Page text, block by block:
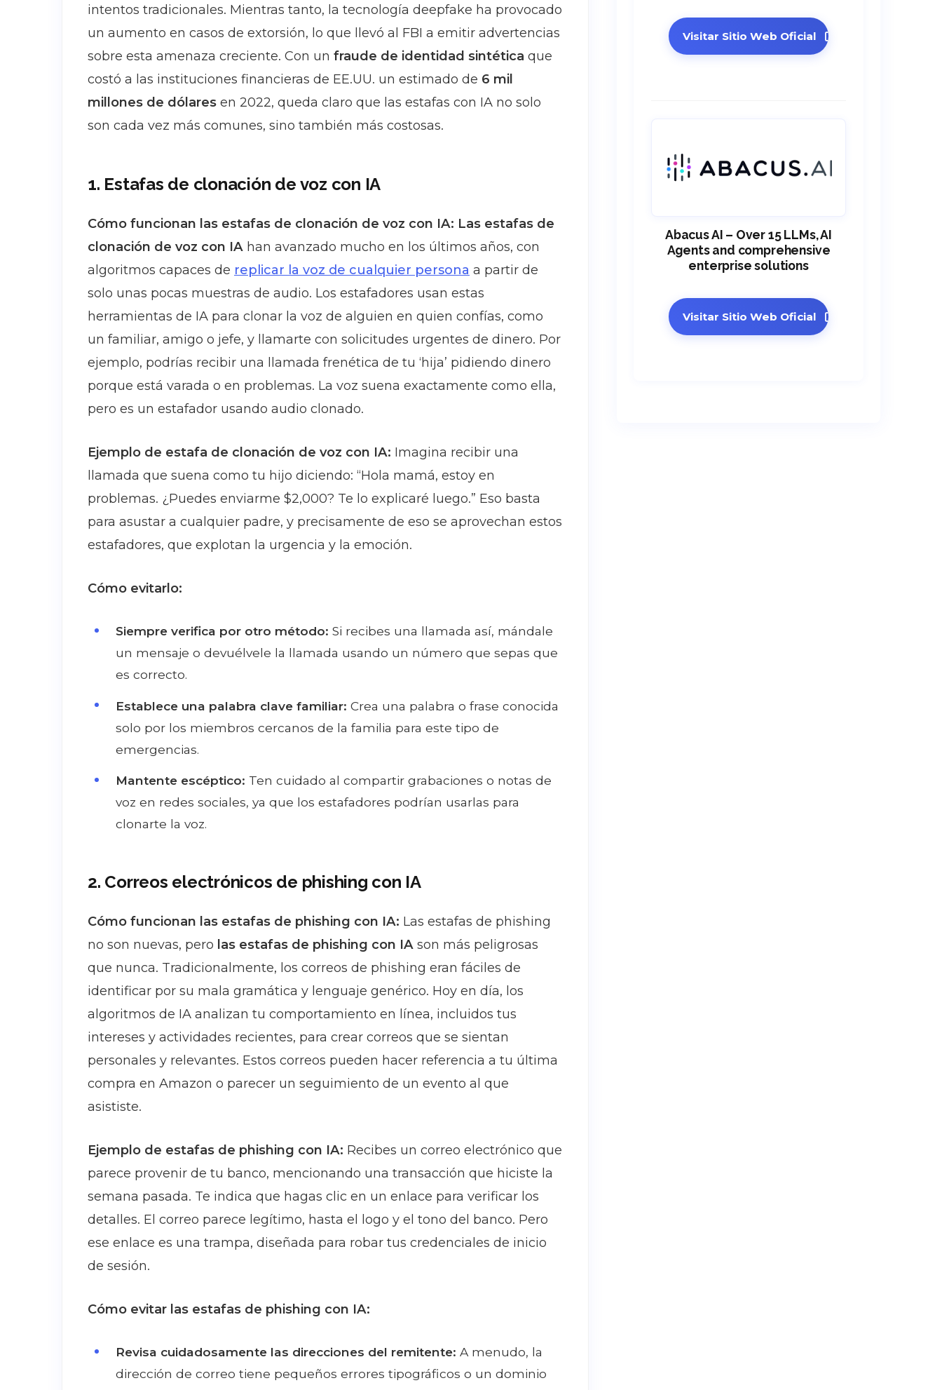
intentos tradicionales. Mientras tanto, la tecnología deepfake ha provocado
un aumento en casos de extorsión, lo que llevó al FBI a emitir advertencias
sobre esta amenaza creciente. Con un fraude de identidad sintética que
costó a las instituciones financieras de EE.UU. un estimado de 6 mil
millones de dólares en 2022, queda claro que las estafas con IA no solo
son cada vez más comunes, sino también más costosas.
1. Estafas de clonación de voz con IA
Cómo funcionan las estafas de clonación de voz con IA: Las estafas de
clonación de voz con IA han avanzado mucho en los últimos años, con
algoritmos capaces de replicar la voz de cualquier persona a partir de
solo unas pocas muestras de audio. Los estafadores usan estas
herramientas de IA para clonar la voz de alguien en quien confías, como
un familiar, amigo o jefe, y llamarte con solicitudes urgentes de dinero. Por
ejemplo, podrías recibir una llamada frenética de tu ‘hija’ pidiendo dinero
porque está varada o en problemas. La voz suena exactamente como ella,
pero es un estafador usando audio clonado.
Ejemplo de estafa de clonación de voz con IA: Imagina recibir una
llamada que suena como tu hijo diciendo: “Hola mamá, estoy en
problemas. ¿Puedes enviarme $2,000? Te lo explicaré luego.” Eso basta
para asustar a cualquier padre, y precisamente de eso se aprovechan estos
estafadores, que explotan la urgencia y la emoción.
Cómo evitarlo:
Siempre verifica por otro método: Si recibes una llamada así, mándale
un mensaje o devuélvele la llamada usando un número que sepas que
es correcto.
Establece una palabra clave familiar: Crea una palabra o frase conocida
solo por los miembros cercanos de la familia para este tipo de
emergencias.
Mantente escéptico: Ten cuidado al compartir grabaciones o notas de
voz en redes sociales, ya que los estafadores podrían usarlas para
clonarte la voz.
2. Correos electrónicos de phishing con IA
Cómo funcionan las estafas de phishing con IA: Las estafas de phishing
no son nuevas, pero las estafas de phishing con IA son más peligrosas
que nunca. Tradicionalmente, los correos de phishing eran fáciles de
identificar por su mala gramática y lenguaje genérico. Hoy en día, los
algoritmos de IA analizan tu comportamiento en línea, incluidos tus
intereses y actividades recientes, para crear correos que se sientan
personales y relevantes. Estos correos pueden hacer referencia a tu última
compra en Amazon o parecer un seguimiento de un evento al que
asististe.
Ejemplo de estafas de phishing con IA: Recibes un correo electrónico que
parece provenir de tu banco, mencionando una transacción que hiciste la
semana pasada. Te indica que hagas clic en un enlace para verificar los
detalles. El correo parece legítimo, hasta el logo y el tono del banco. Pero
ese enlace es una trampa, diseñada para robar tus credenciales de inicio
de sesión.
Cómo evitar las estafas de phishing con IA:
Revisa cuidadosamente las direcciones del remitente: A menudo, la
dirección de correo tiene pequeños errores tipográficos o un dominio
Visitar Sitio Web Oficial
Abacus AI – Over 15 LLMs, AI
Agents and comprehensive
enterprise solutions
Visitar Sitio Web Oficial